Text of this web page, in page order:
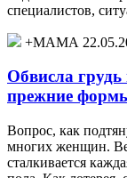
специалистов,
+МАМА
Обвисла грудь
прежние
Вопрос, как
многих женщин.
сталкивается